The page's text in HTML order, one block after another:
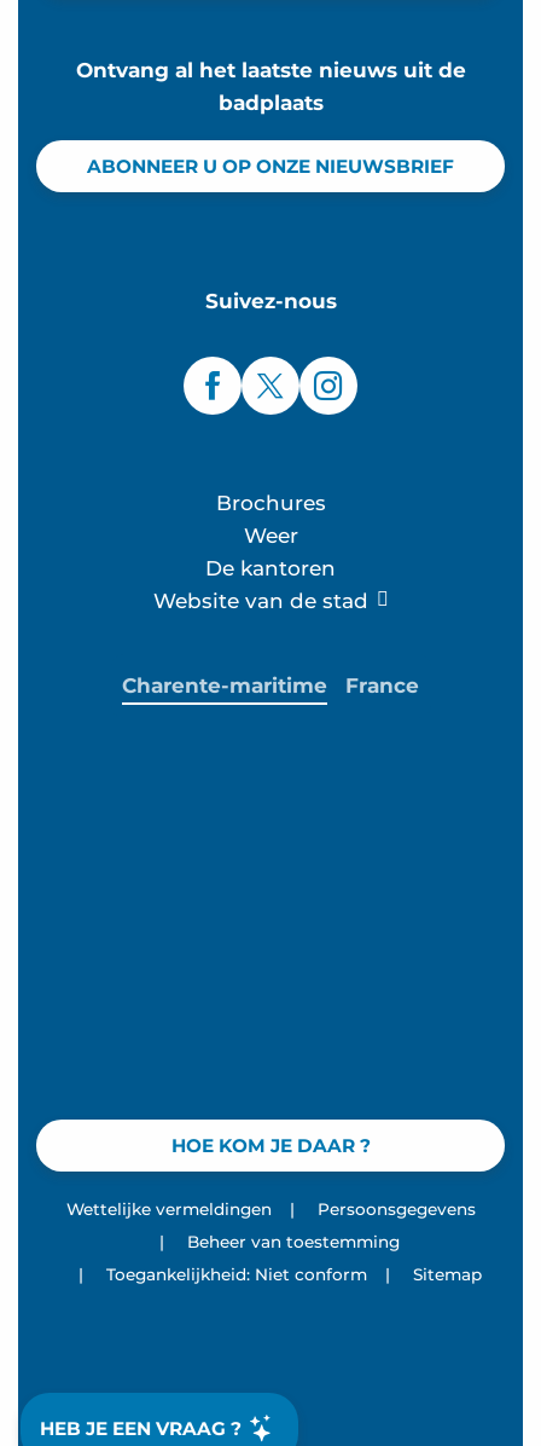
HEB JE EEN VRAAG ?
Ontvang al het laatste nieuws uit de
badplaats
ABONNEER U OP ONZE NIEUWSBRIEF
Suivez-nous
Brochures
Weer
De kantoren
Website van de stad
HOE KOM JE DAAR ?
Charente-maritime France
Wettelijke vermeldingen |
Persoonsgegevens
|
Beheer van toestemming
|
Toegankelijkheid: Niet conform | Sitemap